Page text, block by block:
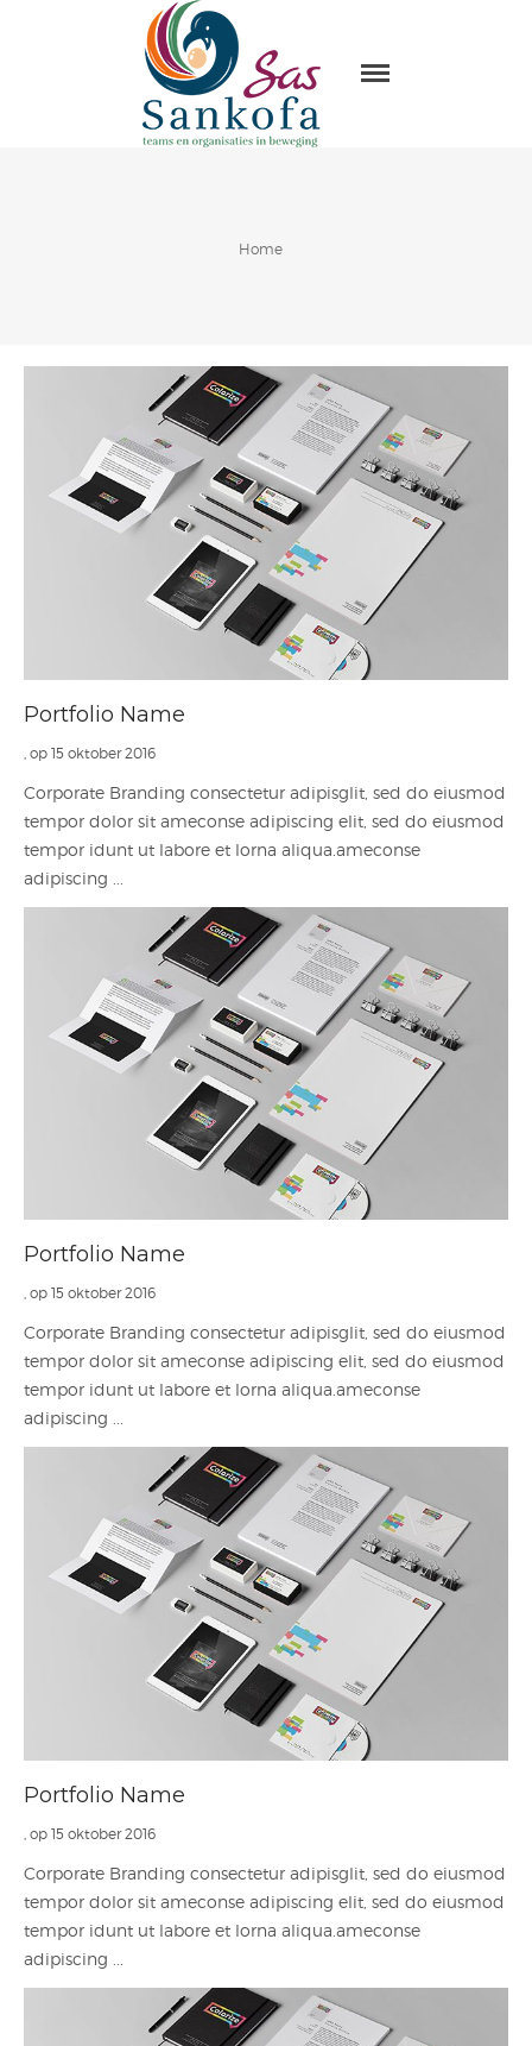
Home
Visie
Over Sas Sankofa
Klanten
Blogs
Contact
Sas Sankofa
Home
Portfolio Name
, op 15 oktober 2016
Corporate Branding consectetur adipisglit, sed do eiusmod
tempor dolor sit ameconse adipiscing elit, sed do eiusmod
tempor idunt ut labore et lorna aliqua.ameconse
adipiscing ...
Portfolio Name
, op 15 oktober 2016
Corporate Branding consectetur adipisglit, sed do eiusmod
tempor dolor sit ameconse adipiscing elit, sed do eiusmod
tempor idunt ut labore et lorna aliqua.ameconse
adipiscing ...
Portfolio Name
, op 15 oktober 2016
Corporate Branding consectetur adipisglit, sed do eiusmod
tempor dolor sit ameconse adipiscing elit, sed do eiusmod
tempor idunt ut labore et lorna aliqua.ameconse
adipiscing ...